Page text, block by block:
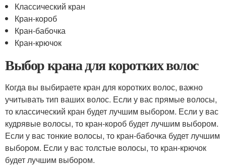
Классический кран
Кран-короб
Кран-бабочка
Кран-крючок
Выбор крана для коротких волос
Когда вы выбираете кран для коротких волос, важно
учитывать тип ваших волос. Если у вас прямые волосы,
то классический кран будет лучшим выбором. Если у вас
кудрявые волосы, то кран-короб будет лучшим выбором.
Если у вас тонкие волосы, то кран-бабочка будет лучшим
выбором. Если у вас толстые волосы, то кран-крючок
будет лучшим выбором.